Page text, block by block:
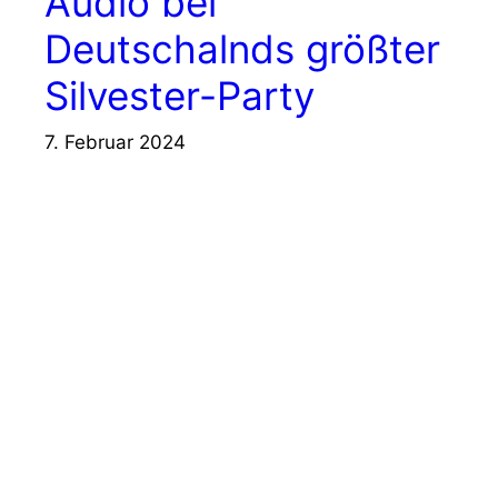
Deutschalnds größter
Silvester-Party
7. Februar 2024